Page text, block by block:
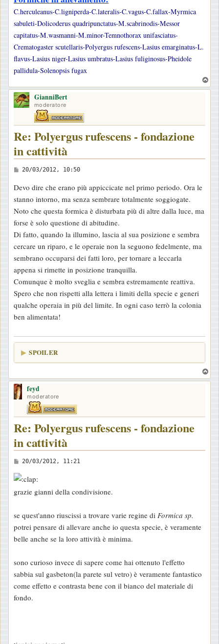
C.herculeanus-C.ligniperda-C.lateralis-C.vagus-C.fallax-Myrmica
sabuleti-Dolicoderus quadripunctatus-M.scabrinodis-Messor
capitatus-M.wasmanni-M.minor-Temnothorax unifasciatus-
Crematogaster scutellaris-Polyergus rufescens-Lasius emarginatus-L.
flavus-Lasius niger-Lasius umbratus-Lasius fuliginosus-Pheidole
pallidula-Solenopsis fugax
o
GianniBert
moderatore
Re: Polyergus rufescens - fondazione
in cattività
M
s
s
a
g
g
i
o
20/03/2012, 10:50
Devo dire che erano più appiccicate nel primo periodo. Ora le
stanno intorno, ma senza sembrare totalmente soggiogate.
Noto che questa formica è disturbata più di altre dalla luce, ma
forse è solo questione di abitudine.
Di fatto, quando la illumino, lascia al sua posizione e sembra
cercare un riparo, e le operaie non la seguono fedelmente, ma
sembrano occuparsi dei fatti loro, per tornare a leccarla
appena si rimette in posizione tranquilla.
Comunque è molto sveglia e sembra estremamente reattiva.
Spero che non rispetti alla lettera i limiti della specie e generi
qualche operaia in più del limite. In ogni caso terrò la colonia
ben alimentata!
SPOILER
o
feyd
moderatore
Re: Polyergus rufescens - fondazione
in cattività
M
e
s
s
g
g
i
20/03/2012, 11:21
grazie gianni della condivisione.
se quest'anno riuscissi a trovare varie regine di Formica sp.
potrei pensare di allevare anche io questa specie, è veramente
belle anche se la loro attività è minima.
sono curioso invece di sapere come hai ottenuto l'effetto
sabbia sul gasbeton(la parete sul vetro) è veramente fantastico
come effetto e contrasta bene con il bianco del materiale di
fondo.